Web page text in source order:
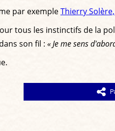
par exempleThierry
tous les instinctifs de la
son fil : « Je me sens